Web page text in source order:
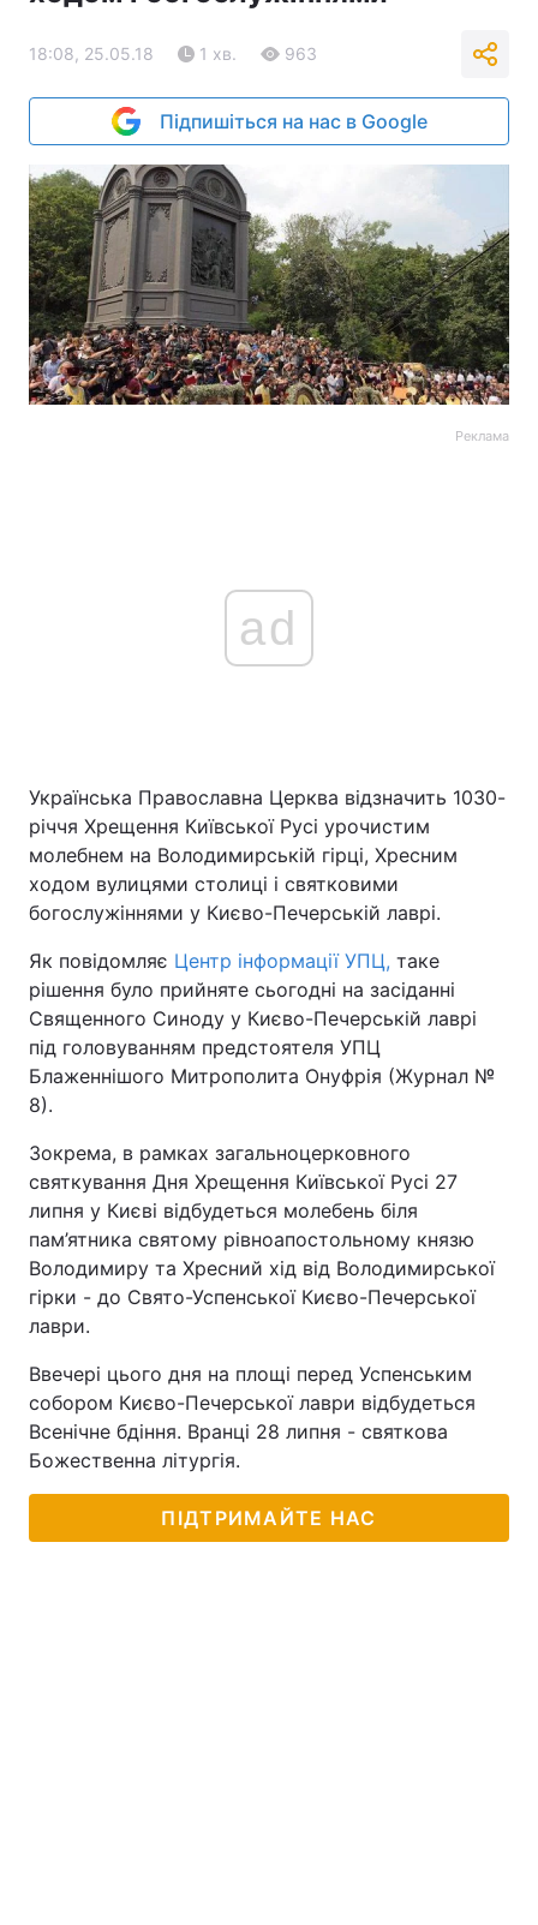
18:08, 25.05.18 1 хв. 963
Підпишіться на нас в Google
Реклама
ad
Українська Православна Церква відзначить 1030-
річчя Хрещення Київської Русі урочистим
молебнем на Володимирській гірці, Хресним
ходом вулицями столиці і святковими
богослужіннями у Києво-Печерській лаврі.
Як повідомляє Центр інформації УПЦ, таке
рішення було прийняте сьогодні на засіданні
Священного Синоду у Києво-Печерській лаврі
під головуванням предстоятеля УПЦ
Блаженнішого Митрополита Онуфрія (Журнал №
8).
Зокрема, в рамках загальноцерковного
святкування Дня Хрещення Київської Русі 27
липня у Києві відбудеться молебень біля
пам’ятника святому рівноапостольному князю
Володимиру та Хресний хід від Володимирської
гірки - до Свято-Успенської Києво-Печерської
лаври.
Ввечері цього дня на площі перед Успенським
собором Києво-Печерської лаври відбудеться
Всенічне бдіння. Вранці 28 липня - святкова
Божественна літургія.
ПІДТРИМАЙТЕ НАС